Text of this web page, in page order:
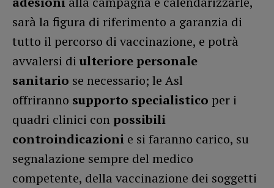
sarà la figura di riferimento a garanzia di
tutto il percorso di vaccinazione, e potrà
avvalersi di ulteriore personale
sanitario se necessario; le Asl
offriranno supporto specialistico per i
quadri clinici con possibili
controindicazioni e si faranno carico, su
segnalazione sempre del medico
competente, della vaccinazione dei soggetti